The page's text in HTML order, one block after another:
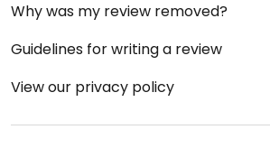
Why was my review removed?
Guidelines for writing a review
View our privacy policy